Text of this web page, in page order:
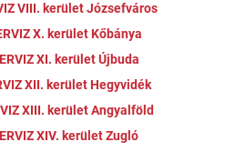
VIII. kerület Józsefváros
X. kerület Kőbánya
XI. kerület Újbuda
XII. kerület Hegyvidék
XIII. kerület Angyalföld
XIV. kerület Zugló